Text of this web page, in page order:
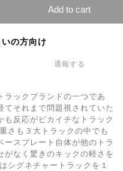
Add to cart
の方向け
通報する
ラックブランドの一つであ
てそれまで問題視されていた
反応がピカイチなトラック
さも３大トラックの中でも
スプレート自体が他のトラ
がなく驚きのキックの軽さを
シグネチャートラックを１